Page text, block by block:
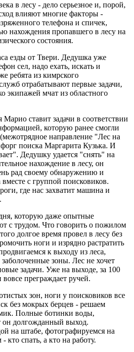
в лесу - дело серьезное и, порой,
влияют многие факторы -
телефона и спичек,
нахождения пропавшего в лесу на
состояния.
езды от Твери. Дедушка уже
сел, надо ехать, искать и
ребята из кимрского
отрабатывают первые задачи,
экипажей мчат из областного
ставит задачи в соответствии
которую ранее смогли
направление "Лес на
поиска Маргарита Кузька. И
Дедушку удается "снять" на
нахождение в лесу, он
рад своему обнаружению и
с группой поисковиков.
где нас захватит машина и
которую даже опытные
с трудом. Что говорить о пожилом
долгое время провел в лесу без
ноги и изрядно растратить
к выходу из леса,
зоны. Лес не хочет
задачи. Уже на выходе, за 100
преграждает ручей.
зон, ноги у поисковиков все
без мокрых берцев - решаем
Полные ботинки воды,
он долгожданный выход.
на штабе, фотографируемся на
кто спать, а кто на работу.